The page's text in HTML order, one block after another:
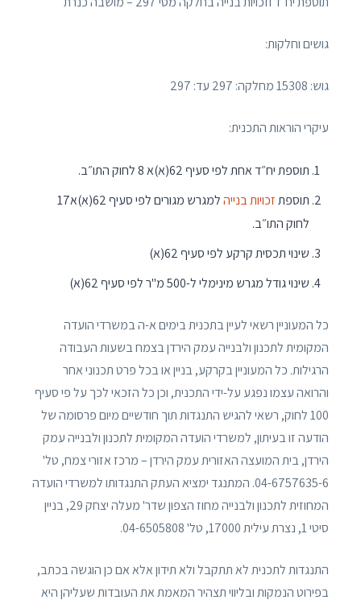
גושים וחלקות:
גוש: 15308 מחלקה: 297 עד: 297
עיקרי הוראות התכנית:
תוספת יח״ד אחת לפי סעיף 62(א)א 8 לחוק התו״ב.
תוספתזכויות בנייה
למגרש מגורים לפי סעיף 62(א)א17
לחוק התו״ב.
שינוי תכסית קרקע לפי סעיף 62(א)
שינוי גודל מגרש מינימלי ל-500 מ"ר לפי סעיף 62(א)
כל המעוניין רשאי לעיין בתכנית בימים א-ה במשרדי הועדה
המקומית לתכנון ולבנייה עמק הירדן בצמח בשעות העבודה
הרגילות. כל המעוניין בקרקע, בניין או בכל פרט תכנוני אחר
והרואה עצמו נפגע על-ידי התכנית, וכן כל הזכאי לכך על פי סעיף
100 לחוק, רשאי להגיש התנגדות תוך חודשיים מיום פרסומה של
הודעה זו בעיתון, למשרדי הועדה המקומית לתכנון ולבנייה עמק
הירדן, בית המועצה האזורית עמק הירדן – מרכז אזורי צמח, טל'
04-6757635-6. המתנגד ימציא העתק התנגדותו למשרדי הועדה
המחוזית לתכנון ולבנייה מחוז הצפון שדר' מעלה יצחק 29, בניין
סיטי 1, נצרת עילית 17000, טל' 04-6505808.
התנגדות לתכנית לא תתקבל ולא תידון אלא אם כן הוגשה בכתב,
בפירוט הנמקות ובליווי תצהיר המאמת את העובדות שעליהן היא